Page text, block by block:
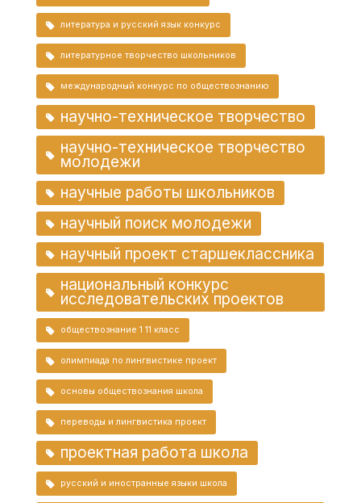
литература и русский язык конкурс
литературное творчество школьников
международный конкурс по обществознанию
научно-техническое творчество
научно-техническое творчество
молодежи
научные работы школьников
научный поиск молодежи
научный проект старшеклассника
национальный конкурс
исследовательских проектов
обществознание 1 11 класс
олимпиада по лингвистике проект
основы обществознания школа
переводы и лингвистика проект
проектная работа школа
русский и иностранные языки школа